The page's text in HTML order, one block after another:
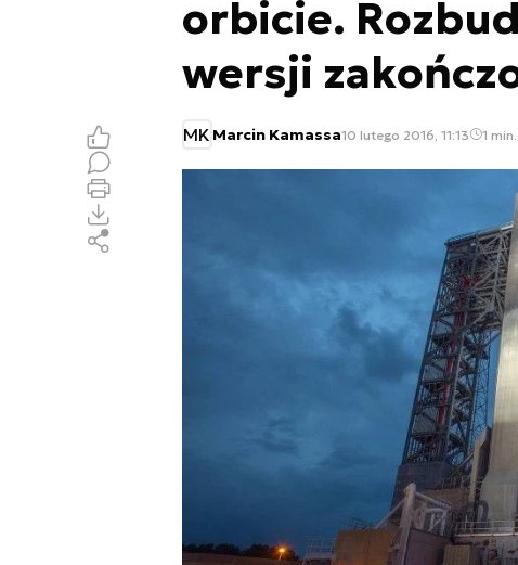
orbicie.
wersji
MK Marcin Kamassa10 lutego 2016, 11:13 1 min.